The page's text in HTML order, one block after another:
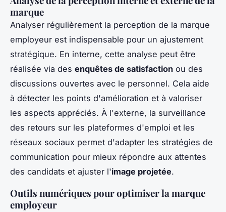
marque
Analyser régulièrement la perception de la marque
employeur est indispensable pour un ajustement
stratégique. En interne, cette analyse peut être
réalisée via des enquêtes de satisfaction ou des
discussions ouvertes avec le personnel. Cela aide
à détecter les points d'amélioration et à valoriser
les aspects appréciés. À l'externe, la surveillance
des retours sur les plateformes d'emploi et les
réseaux sociaux permet d'adapter les stratégies de
communication pour mieux répondre aux attentes
des candidats et ajuster l'image projetée.
Outils numériques pour optimiser la marque
employeur